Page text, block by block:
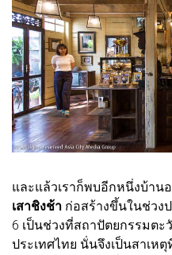
และแล้วเราก็พบอีกหนึ่งบ้าน
เสาชิงช้า ก่อสร้างขึ้นในช่วง
6 เป็นช่วงที่สถาปัตยกรรมต
ประเทศไทย นั่นจึงเป็นสาเห